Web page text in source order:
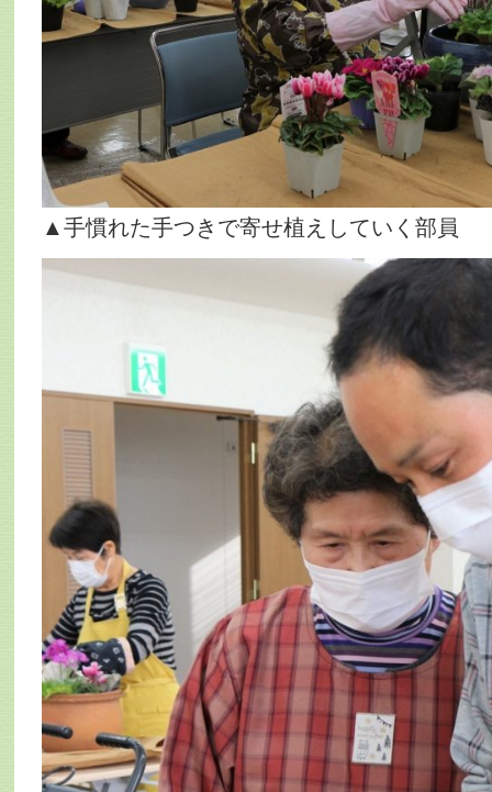
▲手慣れた手つきで寄せ植えしていく部員